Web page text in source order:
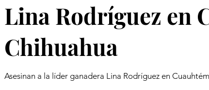
Lina Rodríguez en
Chihuahua
Asesinan a la líder ganadera Lina Rodríguez en